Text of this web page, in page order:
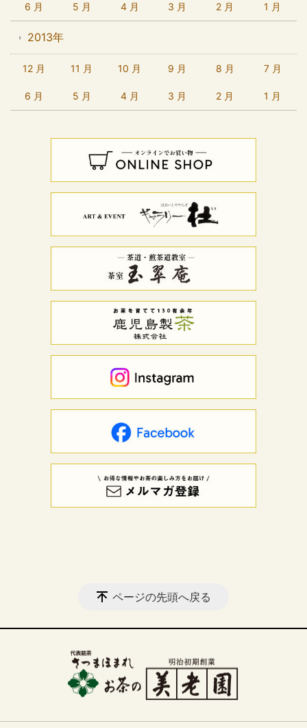
6 月 5 月 4 月 3 月 2 月 1 月
2013年
12 月 11 月 10 月 9 月 8 月 7 月
6 月 5 月 4 月 3 月 2 月 1 月
ページの先頭へ戻る